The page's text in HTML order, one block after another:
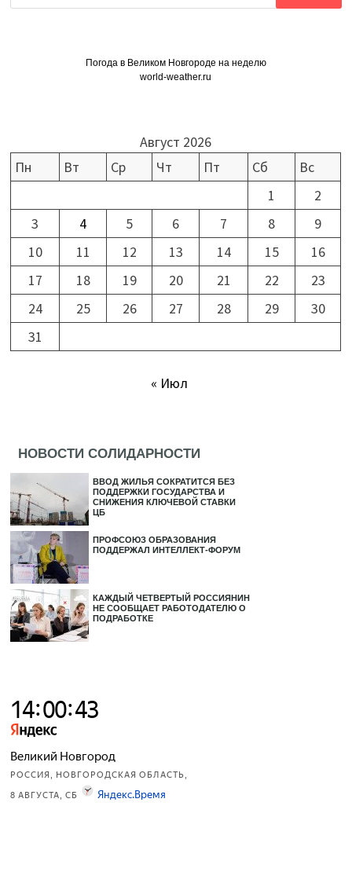
Погода в Великом Новгороде на неделю
world-weather.ru
Август 2026
Пн
Вт Ср Чт Пт Сб
Вс
1
2
3
4 5 6 7 8
9
10
11 12 13 14 15
16
17
18 19 20 21 22
23
24
25 26 27 28 29
30
31
« Июл
НОВОСТИ СОЛИДАРНОСТИ
ВВОД ЖИЛЬЯ СОКРАТИТСЯ БЕЗ
ПОДДЕРЖКИ ГОСУДАРСТВА И
СНИЖЕНИЯ КЛЮЧЕВОЙ СТАВКИ
ЦБ
ПРОФСОЮЗ ОБРАЗОВАНИЯ
ПОДДЕРЖАЛ ИНТЕЛЛЕКТ-ФОРУМ
КАЖДЫЙ ЧЕТВЕРТЫЙ РОССИЯНИН
НЕ СООБЩАЕТ РАБОТОДАТЕЛЮ О
ПОДРАБОТКЕ